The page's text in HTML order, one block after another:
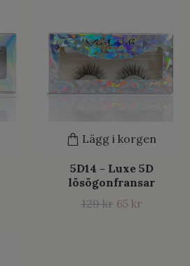
Lägg i korgen
5D14 - Luxe 5D
lösögonfransar
129 kr 65 kr